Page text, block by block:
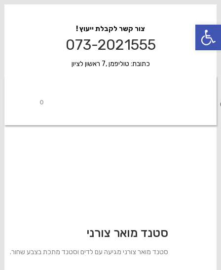
צור קשר לקבלת ייעוץ !
073-2021555
כתובת: טוליפמן ,7 ראשון לציון
0
סטנד מואר צורני
סטנד מואר צורני מגיעה עם לדים וסטנד מתכת בצבע שחור.
פתח סרגל נגישות